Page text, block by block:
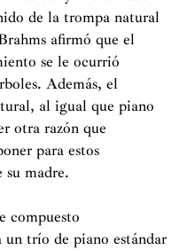
de la trompa natural
afirmó que el
se le ocurrió
Además, el
al igual que piano
otra razón que
para estos
su madre.
compuesto
un trío de piano estándar